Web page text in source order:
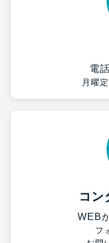
電
月曜
コン
WEB
フ